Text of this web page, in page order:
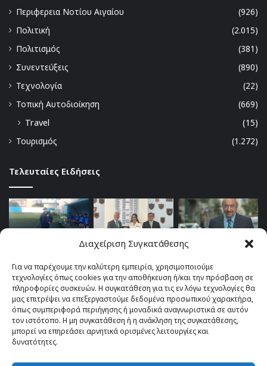
Διαχείριση Συγκατάθεσης
Για να παρέχουμε την καλύτερη εμπειρία, χρησιμοποιούμε
τεχνολογίες όπως cookies για την αποθήκευση ή/και την πρόσβαση σε
πληροφορίες συσκευών. Η συγκατάθεση για τις εν λόγω τεχνολογίες θα
μας επιτρέψει να επεξεργαστούμε δεδομένα προσωπικού χαρακτήρα,
όπως συμπεριφορά περιήγησης ή μοναδικά αναγνωριστικά σε αυτόν
τον ιστότοπο. Η μη συγκατάθεση ή η ανάκληση της συγκατάθεσης,
μπορεί να επηρεάσει αρνητικά ορισμένες λειτουργίες και
δυνατότητες.
Περιφερεια Νοτίου Αιγαίου
(926)
Πολιτική
(2.015)
Πολιτισμός
(381)
Συνεντεύξεις
(890)
Τεχνολογία
(22)
Τοπική Αυτοδιοίκηση
(669)
Travel
(15)
Τουρισμός
(1.272)
Τελευταίες Ειδήσεις